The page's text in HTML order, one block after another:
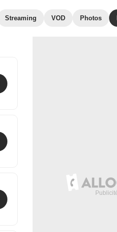
Streaming VOD Photos